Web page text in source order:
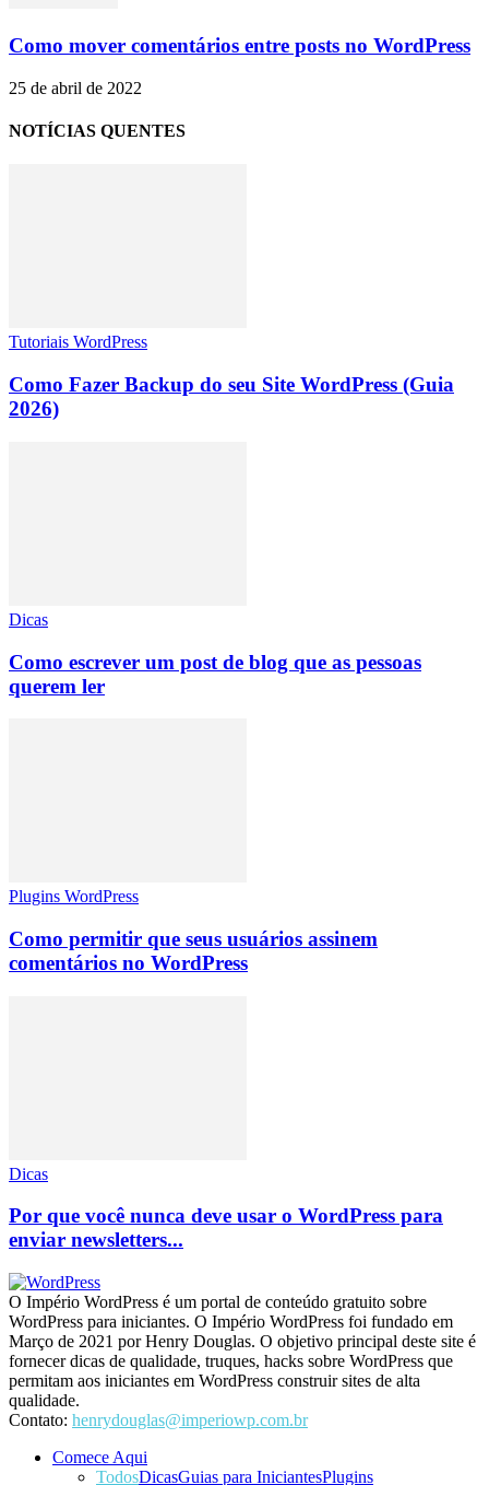
Como mover comentários entre posts no WordPress
25 de abril de 2022
NOTÍCIAS QUENTES
Tutoriais WordPress
Como Fazer Backup do seu Site WordPress (Guia
2026)
Dicas
Como escrever um post de blog que as pessoas
querem ler
Plugins WordPress
Como permitir que seus usuários assinem
comentários no WordPress
Dicas
Por que você nunca deve usar o WordPress para
enviar newsletters...
O Império WordPress é um portal de conteúdo gratuito sobre
WordPress para iniciantes. O Império WordPress foi fundado em
Março de 2021 por Henry Douglas. O objetivo principal deste site é
fornecer dicas de qualidade, truques, hacks sobre WordPress que
permitam aos iniciantes em WordPress construir sites de alta
qualidade.
Contato: henrydouglas@imperiowp.com.br
Comece Aqui
TodosDicasGuias para IniciantesPlugins